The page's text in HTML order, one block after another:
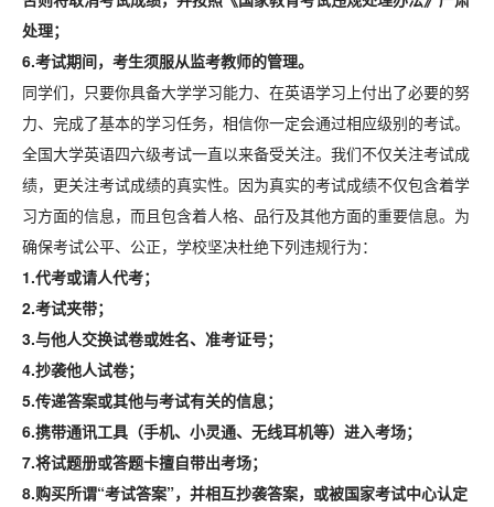
处理；
6.考试期间，考生须服从监考教师的管理。
同学们，只要你具备大学学习能力、在英语学习上付出了必要的努
力、完成了基本的学习任务，相信你一定会通过相应级别的考试。
全国大学英语四六级考试一直以来备受关注。我们不仅关注考试成
绩，更关注考试成绩的真实性。因为真实的考试成绩不仅包含着学
习方面的信息，而且包含着人格、品行及其他方面的重要信息。为
确保考试公平、公正，学校坚决杜绝下列违规行为：
1.代考或请人代考；
2.考试夹带；
3.与他人交换试卷或姓名、准考证号；
4.抄袭他人试卷；
5.传递答案或其他与考试有关的信息；
6.携带通讯工具（手机、小灵通、无线耳机等）进入考场；
7.将试题册或答题卡擅自带出考场；
8.购买所谓“考试答案”，并相互抄袭答案，或被国家考试中心认定